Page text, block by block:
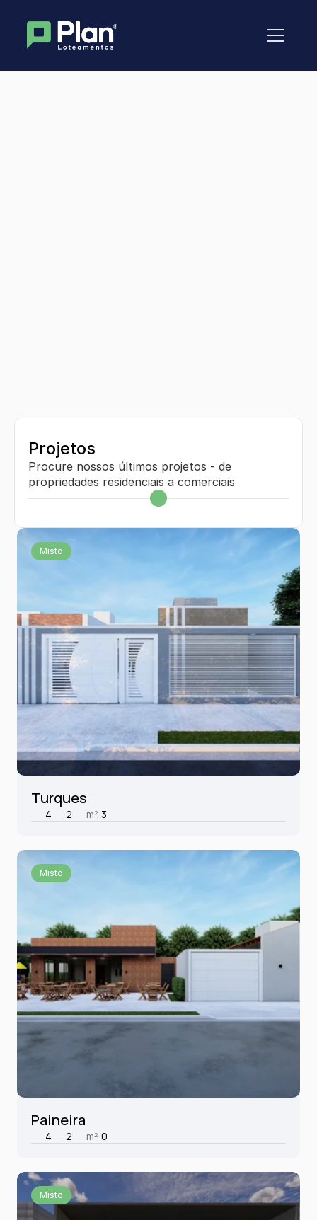
Projetos
Procure nossos últimos projetos - de
propriedades residenciais a comerciais
Misto
Turques
4 2 m²:3
Misto
Paineira
4 2 m²:0
Misto